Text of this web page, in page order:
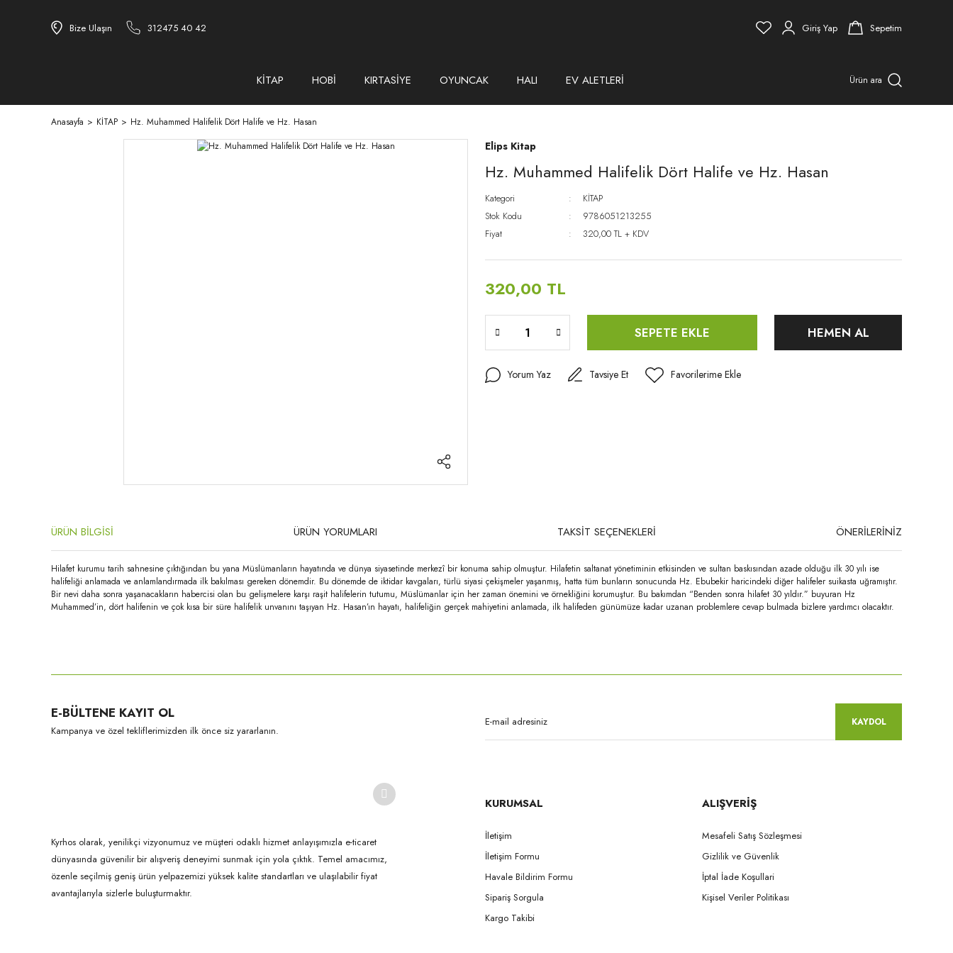
Bize Ulaşın 312475 40 42 Giriş Yap Sepetim
KİTAP HOBİ KIRTASİYE OYUNCAK HALI EV ALETLERİ Ürün ara
Anasayfa KİTAP Hz. Muhammed Halifelik Dört Halife ve Hz. Hasan
Elips Kitap
Hz. Muhammed Halifelik Dört Halife ve Hz. Hasan
Kategori
KİTAP
Stok Kodu
9786051213255
Fiyat
320,00 TL + KDV
320,00 TL
SEPETE EKLE HEMEN AL
Yorum Yaz Tavsiye Et
ÜRÜN BİLGİSİ ÜRÜN YORUMLARI TAKSİT SEÇENEKLERİ ÖNERİLERİNİZ
Hilafet kurumu tarih sahnesine çıktığından bu yana Müslümanların hayatında ve dünya siyasetinde merkezî bir konuma sahip olmuştur. Hilafetin saltanat yönetiminin etkisinden ve sultan baskısından azade olduğu ilk 30 yılı ise
halifeliği anlamada ve anlamlandırmada ilk bakılması gereken dönemdir. Bu dönemde de iktidar kavgaları, türlü siyasi çekişmeler yaşanmış, hatta tüm bunların sonucunda Hz. Ebubekir haricindeki diğer halifeler suikasta uğramıştır.
Bir nevi daha sonra yaşanacakların habercisi olan bu gelişmelere karşı raşit halifelerin tutumu, Müslümanlar için her zaman önemini ve örnekliğini korumuştur. Bu bakımdan “Benden sonra hilafet 30 yıldır.” buyuran Hz
Muhammed’in, dört halifenin ve çok kısa bir süre halifelik unvanını taşıyan Hz. Hasan’ın hayatı, halifeliğin gerçek mahiyetini anlamada, ilk halifeden günümüze kadar uzanan problemlere cevap bulmada bizlere yardımcı olacaktır.
Ürün açıklamasında eksik bilgiler bulunuyor.
Ürün bilgilerinde hatalar bulunuyor.
E-BÜLTENE KAYIT OL
Kampanya ve özel tekliflerimizden ilk önce siz yararlanın.
KAYDOL
Kyrhos olarak, yenilikçi vizyonumuz ve müşteri odaklı hizmet anlayışımızla e-ticaret
dünyasında güvenilir bir alışveriş deneyimi sunmak için yola çıktık. Temel amacımız,
özenle seçilmiş geniş ürün yelpazemizi yüksek kalite standartları ve ulaşılabilir fiyat
avantajlarıyla sizlerle buluşturmaktır.
KURUMSAL
İletişim
İletişim Formu
Havale Bildirim Formu
Sipariş Sorgula
Kargo Takibi
ALIŞVERİŞ
Mesafeli Satış Sözleşmesi
Gizlilik ve Güvenlik
İptal İade Koşullari
Kişisel Veriler Politikası